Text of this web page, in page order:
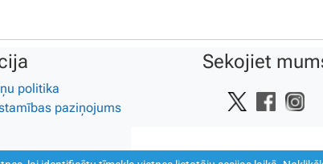
politika
paziņojums
Sekojiet